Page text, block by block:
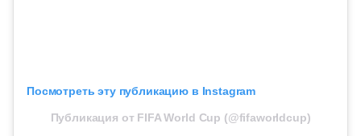
Посмотреть эту публикацию в Instagram
Публикация от FIFA World Cup (@fifaworldcup)